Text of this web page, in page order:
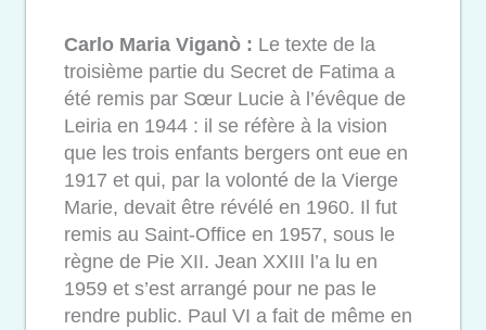
Carlo Maria Viganò : Le texte de la
troisième partie du Secret de Fatima a
été remis par Sœur Lucie à l’évêque de
Leiria en 1944 : il se réfère à la vision
que les trois enfants bergers ont eue en
1917 et qui, par la volonté de la Vierge
Marie, devait être révélé en 1960. Il fut
remis au Saint-Office en 1957, sous le
règne de Pie XII. Jean XXIII l’a lu en
1959 et s’est arrangé pour ne pas le
rendre public. Paul VI a fait de même en